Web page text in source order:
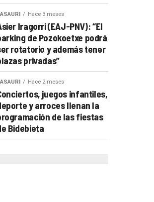
Hace 3 meses
Iragorri (EAJ-PNV): “El
de Pozokoetxe podrá
rotatorio y además tener
privadas”
Hace 2 meses
juegos infantiles,
y arroces llenan la
de las fiestas
Bidebieta